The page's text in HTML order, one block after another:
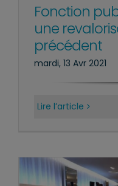
Fonction
une
précédent
mardi, 13 Avr 2021
Lire l’article